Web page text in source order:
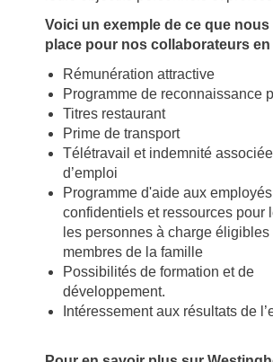
Voici un exemple de ce que
place pour nos collaborateurs en
Rémunération attractive
Programme de reconnaissance
Titres restaurant
Prime de transport
Télétravail et indemnité
d’emploi
Programme d'aide aux
confidentiels et ressources pour
les personnes à charge éligibles
membres de la famille
Possibilités de formation et de
développement.
Intéressement aux résultats de